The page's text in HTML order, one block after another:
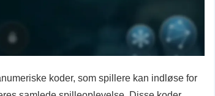
koder, som spillere kan indløse for